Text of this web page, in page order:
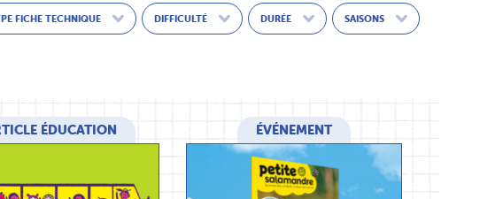
FICHE TECHNIQUE DIFFICULTÉ DURÉE SAISONS
ÉDUCATION ÉVÉNEMENT